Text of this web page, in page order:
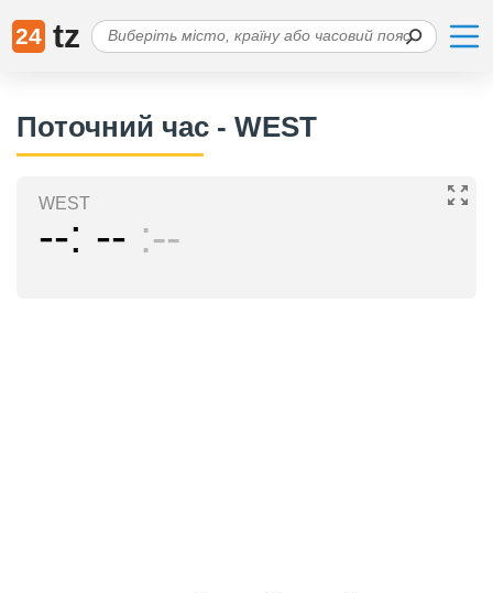
24 tz
Поточний час - WEST
WEST
-- -- --